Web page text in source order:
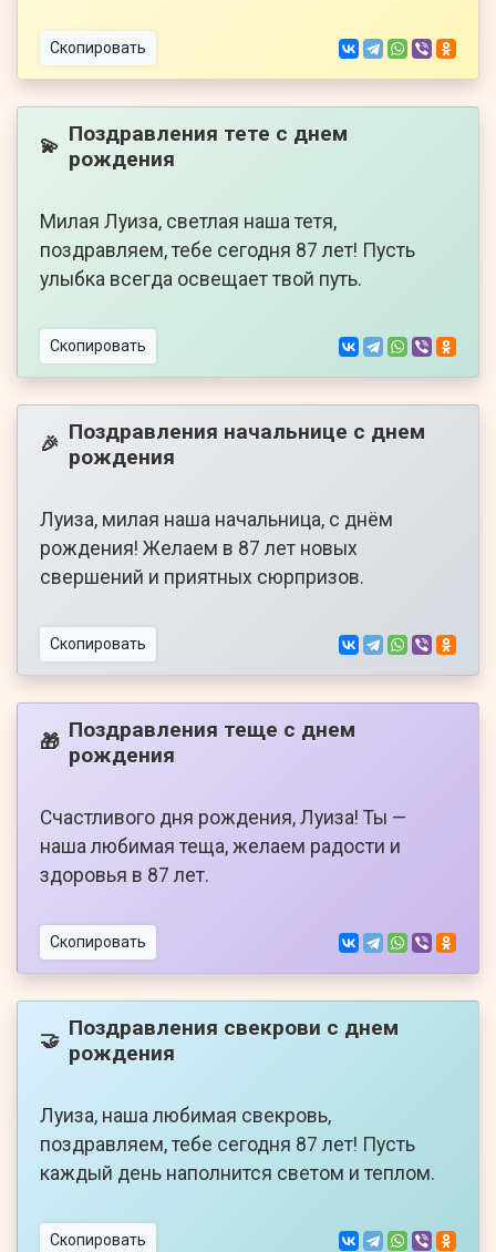
Скопировать
💫 Поздравления тете с днем
рождения
Милая Луиза, светлая наша тетя,
поздравляем, тебе сегодня 87 лет! Пусть
улыбка всегда освещает твой путь.
Скопировать
🎉 Поздравления начальнице с днем
рождения
Луиза, милая наша начальница, с днём
рождения! Желаем в 87 лет новых
свершений и приятных сюрпризов.
Скопировать
🎁 Поздравления теще с днем
рождения
Счастливого дня рождения, Луиза! Ты —
наша любимая теща, желаем радости и
здоровья в 87 лет.
Скопировать
🤝 Поздравления свекрови с днем
рождения
Луиза, наша любимая свекровь,
поздравляем, тебе сегодня 87 лет! Пусть
каждый день наполнится светом и теплом.
Скопировать